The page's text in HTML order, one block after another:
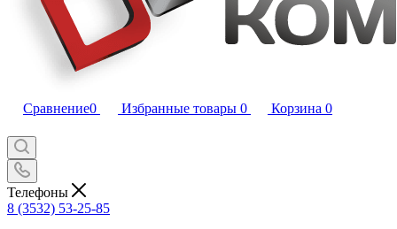
Сравнение0 Избранные товары 0 Корзина 0
Телефоны
8 (3532) 53-25-85